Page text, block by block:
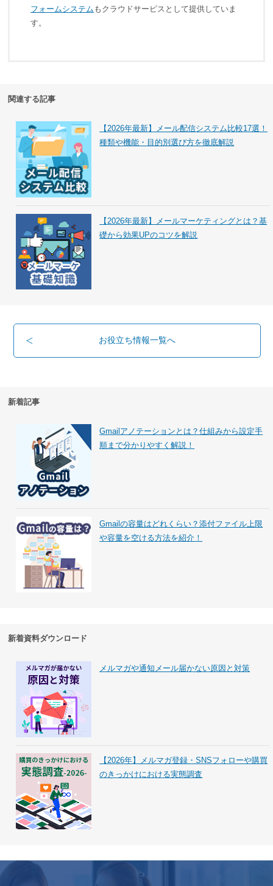
フォームシステム もクラウドサービスとして提供していま
す。
関連する記事
【2026年最新】メール配信システム比較17選！
種類や機能・目的別選び方を徹底解説
【2026年最新】メールマーケティングとは？基
礎から効果UPのコツを解説
お役立ち情報一覧へ
新着記事
Gmailアノテーションとは？仕組みから設定手
順まで分かりやすく解説！
Gmailの容量はどれくらい？添付ファイル上限
や容量を空ける方法を紹介！
新着資料ダウンロード
メルマガや通知メール届かない原因と対策
【2026年】メルマガ登録・SNSフォローや購買
のきっかけにおける実態調査